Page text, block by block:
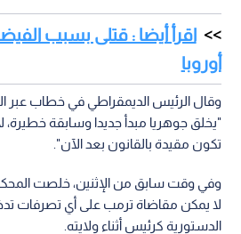
اقرأ أيضا : قتلى بسبب
أوروبا
وقال الرئيس الديمقراطي في خطاب عبر
"يخلق جوهريا مبدأ جديدا وسابقة
تكون مقيدة بالقانون بعد الآن".
وفي وقت سابق من الإثنين، خلصت المحكمة
لا يمكن مقاضاة ترمب على أي تصرفات
الدستورية كرئيس أثناء ولايته.